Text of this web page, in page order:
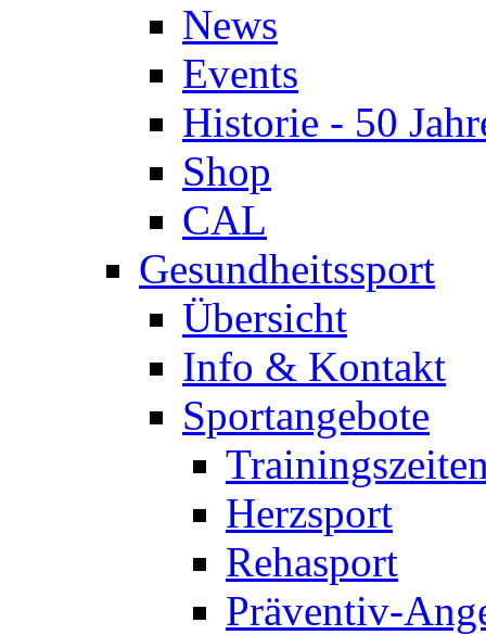
News
Events
Historie - 50
Shop
CAL
Gesundheitssport
Übersicht
Info & Kontakt
Sportangebote
Herzsport
Rehasport
Präventiv-